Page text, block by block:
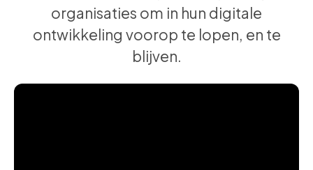
organisaties om in hun digitale
ontwikkeling voorop te lopen, en te
blijven.